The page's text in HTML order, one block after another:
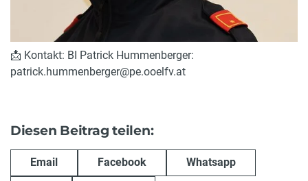
📩 Kontakt: BI Patrick Hummenberger:
patrick.hummenberger@pe.ooelfv.at
Diesen Beitrag teilen:
Email Facebook Whatsapp